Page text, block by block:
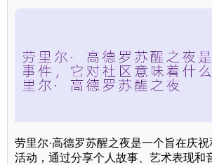
劳里尔·高德罗苏醒之夜是一个旨在庆
活动，通过分享个人故事、艺术表现和